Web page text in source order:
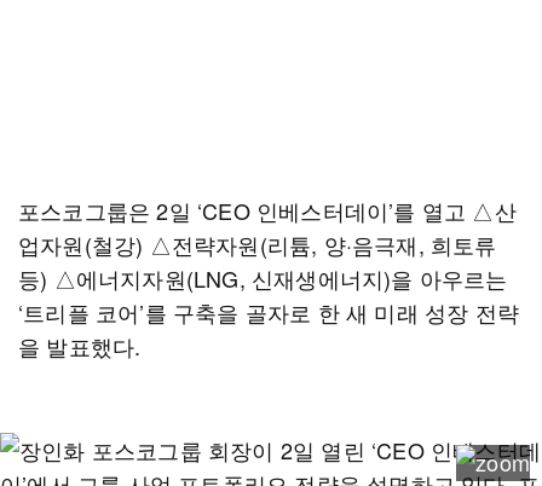
포스코그룹은 2일 ‘CEO 인베스터데이’를 열고 △산
업자원(철강) △전략자원(리튬, 양·음극재, 희토류
등) △에너지자원(LNG, 신재생에너지)을 아우르는
‘트리플 코어’를 구축을 골자로 한 새 미래 성장 전략
을 발표했다.